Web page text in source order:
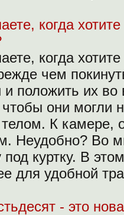
когда
когда
чем
положить их во
они могли
К камере,
Неудобно? Во
куртку. В
для удобной
- это